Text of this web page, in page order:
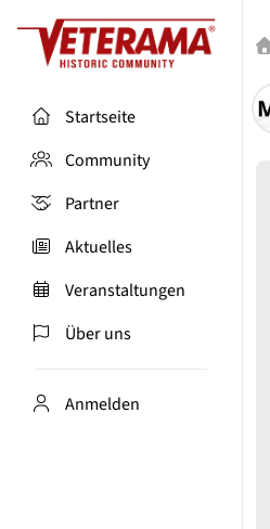
Startseite
Community
Partner
Aktuelles
Veranstaltungen
Über uns
Anmelden